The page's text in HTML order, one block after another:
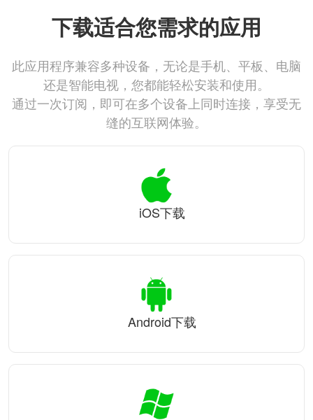
下载适合您需求的应用
此应用程序兼容多种设备，无论是手机、平板、电脑
还是智能电视，您都能轻松安装和使用。
通过一次订阅，即可在多个设备上同时连接，享受无
缝的互联网体验。
iOS下载
Android下载